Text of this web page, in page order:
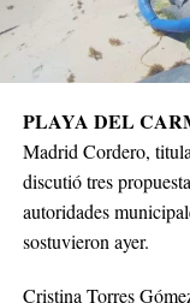
PLAYA DEL
Madrid Cordero,
discutió tres
autoridades
sostuvieron ayer.
Cristina Torres